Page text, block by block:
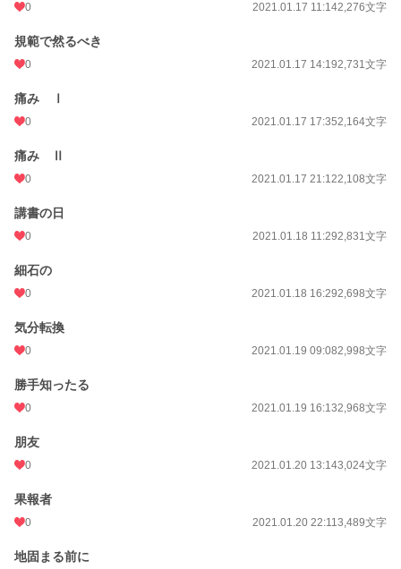
累計ポイント 158,284 pt (23,137 位)
0 2021.01.17 11:142,276文字
規範で然るべき
0 2021.01.17 14:192,731文字
痛み Ⅰ
0 2021.01.17 17:352,164文字
痛み Ⅱ
0 2021.01.17 21:122,108文字
講書の日
0 2021.01.18 11:292,831文字
細石の
0 2021.01.18 16:292,698文字
気分転換
0 2021.01.19 09:082,998文字
勝手知ったる
0 2021.01.19 16:132,968文字
朋友
0 2021.01.20 13:143,024文字
果報者
0 2021.01.20 22:113,489文字
地固まる前に